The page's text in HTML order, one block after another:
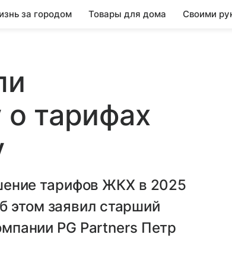
за городом Товары для дома Своими
тарифах
тарифов ЖКХ в 2025
этом заявил старший
PG Partners Петр